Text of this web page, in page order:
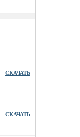
СКАЧАТЬ
СКАЧАТЬ